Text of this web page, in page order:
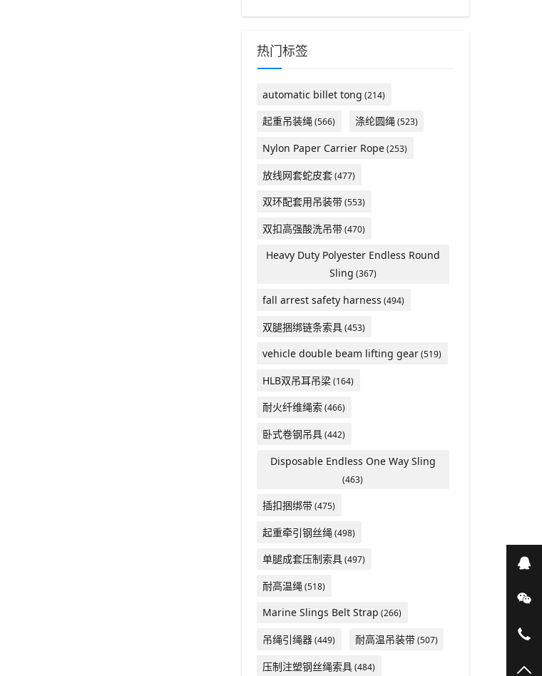
热门标签
automatic billet tong (214)
起重吊装绳(566) 涤纶圆绳(523)
Nylon Paper Carrier Rope(253)
放线网套蛇皮套(477)
双环配套用吊装带(553)
双扣高强酸洗吊带(470)
Heavy Duty Polyester Endless Round
Sling (367)
fall arrest safety harness (494)
双腿捆绑链条索具(453)
vehicle double beam lifting gear(519)
HLB双吊耳吊梁(164)
耐火纤维绳索(466)
卧式卷钢吊具(442)
Disposable Endless One Way Sling
(463)
插扣捆绑带(475)
起重牵引钢丝绳 (498)
单腿成套压制索具(497)
耐高温绳(518)
Marine Slings Belt Strap (266)
吊绳引绳器(449) 耐高温吊装带(507)
压制注塑钢丝绳索具(484)
在
微